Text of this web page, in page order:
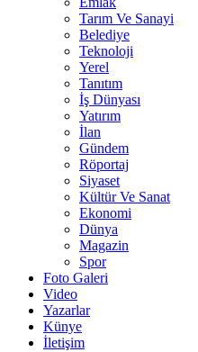
Tarım Ve Sanayi
Belediye
Teknoloji
Yerel
Tanıtım
İş Dünyası
Yatırım
İlan
Gündem
Röportaj
Siyaset
Kültür Ve Sanat
Ekonomi
Dünya
Magazin
Spor
Foto Galeri
Video
Yazarlar
Künye
İletişim